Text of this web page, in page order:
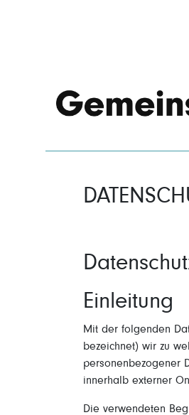
Einleitung
Mit der folgenden
bezeichnet) wir zu
personenbezogener
innerhalb externer
Die verwendeten